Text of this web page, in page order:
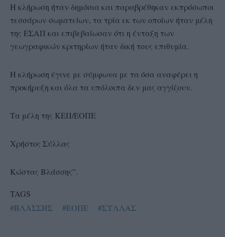
Η κλήρωση ήταν δημόσια και παραβρέθηκαν εκπρόσωποι
τεσσάρων σωματείων, τα τρία εκ των οποίων ήταν μέλη
της ΕΣΑΠ και επιβεβαίωσαν ότι η ένταξη των
γεωγραφικών κριτηρίων ήταν δική τους επιθυμία.
Η κλήρωση έγινε με σύμφωνα με τα όσα αναφέρει η
προκήρυξη και όλα τα υπόλοιπα δεν μας αγγίζουν.
Τα μέλη της ΚΕΠ/ΕΟΠΕ
Χρήστος Σύλλας
Κώστας Βλάσσης”.
TAGS
#ΒΛΑΣΣΗΣ
#ΕΟΠΕ #ΣΥΛΛΑΣ